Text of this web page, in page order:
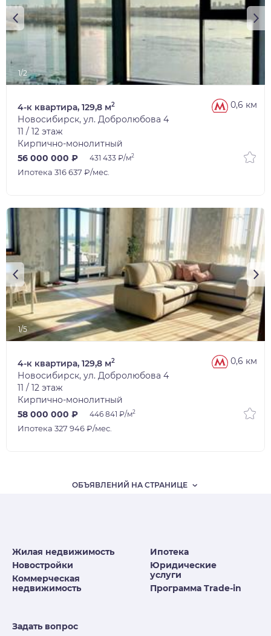
1/2
0,6 км
4-к квартира, 129,8 м2
Новосибирск, ул. Добролюбова 4
11 / 12 этаж
Кирпично-монолитный
56 000 000 ₽
431 433 ₽/м2
Ипотека 316 637 ₽/мес.
1/5
0,6 км
4-к квартира, 129,8 м2
Новосибирск, ул. Добролюбова 4
11 / 12 этаж
Кирпично-монолитный
58 000 000 ₽
446 841 ₽/м2
Ипотека 327 946 ₽/мес.
ОБЪЯВЛЕНИЙ НА СТРАНИЦЕ
Жилая недвижимость
Новостройки
Коммерческая
недвижимость
Ипотека
Юридические
услуги
Программа Trade-in
Задать вопрос